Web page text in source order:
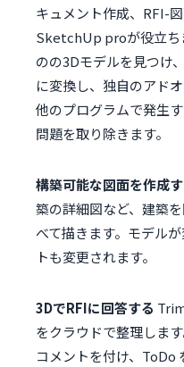
キュメント作成、RFI-
SketchUp proが役立ち
のの3Dモデルを見つけ
に変換し、独自のアド
他のプログラムで発生
問題を取り除きます。
構築可能な図面を作成
築の詳細図など、建築
べて描きます。モデル
トも変更されます。
3DでRFIに回答する
をクラウドで整理しま
コメントを付け、ToDo